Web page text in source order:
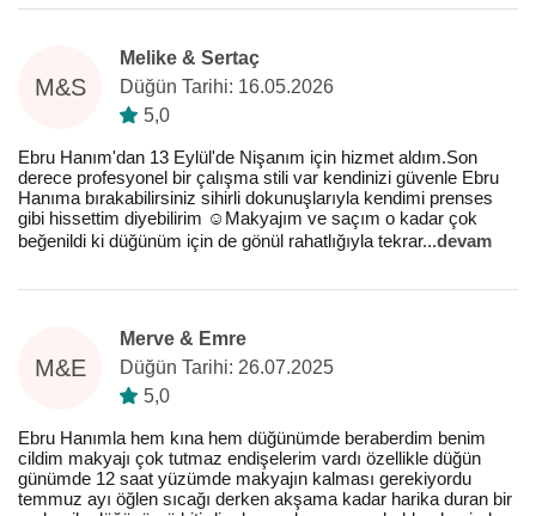
M&S
Melike & Sertaç
Düğün Tarihi: 16.05.2026
5,0
Ebru Hanım'dan 13 Eylül'de Nişanım için hizmet aldım.Son
derece profesyonel bir çalışma stili var kendinizi güvenle Ebru
Hanıma bırakabilirsiniz sihirli dokunuşlarıyla kendimi prenses
gibi hissettim diyebilirim ☺️Makyajım ve saçım o kadar çok
beğenildi ki düğünüm için de gönül rahatlığıyla tekrar...devam
M&E
Merve & Emre
Düğün Tarihi: 26.07.2025
5,0
Ebru Hanımla hem kına hem düğünümde beraberdim benim
cildim makyajı çok tutmaz endişelerim vardı özellikle düğün
günümde 12 saat yüzümde makyajın kalması gerekiyordu
temmuz ayı öğlen sıcağı derken akşama kadar harika duran bir